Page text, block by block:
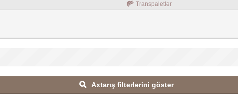
Transpaletlər
Axtarış filterlərini göstər